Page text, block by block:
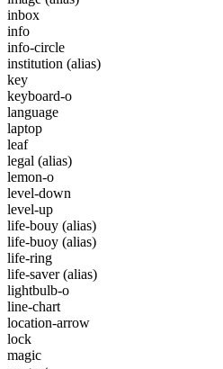
inbox
info
info-circle
institution (alias)
key
keyboard-o
language
laptop
leaf
legal (alias)
lemon-o
level-down
level-up
life-bouy (alias)
life-buoy (alias)
life-ring
life-saver(alias)
lightbulb-o
line-chart
location-arrow
lock
magic